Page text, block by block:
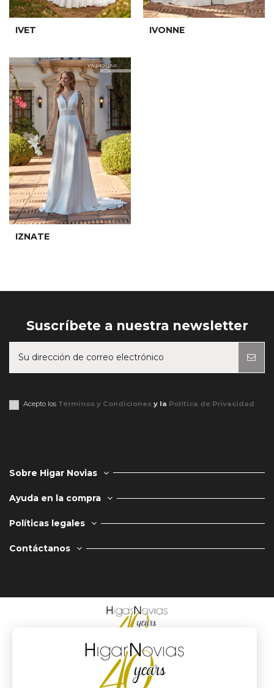
IVET IVONNE
IZNATE
Suscríbete a nuestra newsletter
Acepto los Términos y Condiciones y la Política de Privacidad
Sobre Higar Novias
Ayuda en la compra
Políticas legales
Contáctanos